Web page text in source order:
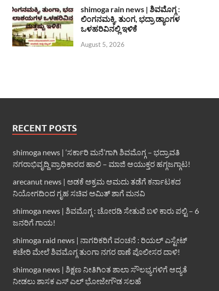
shimoga rain news | ಶಿವಮೊಗ್ಗ :
ಲಿಂಗನಮಕ್ಕಿ, ತುಂಗ, ಭದ್ರಾ ಡ್ಯಾಂಗಳ
ಒಳಹರಿವಿನಲ್ಲಿ ಇಳಿಕೆ
August 5, 2026
RECENT POSTS
shimoga news | ‘ಸರ್ಕಾರಿ ಮನೆ’ಗಾಗಿ ಶಿವಮೊಗ್ಗ – ಭದ್ರಾವತಿ
ನಗರಾಭಿವೃದ್ದಿ ಪ್ರಾಧಿಕಾರದ ಹಾಲಿ – ಮಾಜಿ ಆಯುಕ್ತರ ಹಗ್ಗಜಗ್ಗಾಟ!
arecanut news | ಅಡಕೆ ಅಕ್ರಮ ಆಮದು ತಡೆಗೆ ಕರ್ನಾಟಕದ
ನಿಯೋಗದಿಂದ ಗೃಹ ಸಚಿವ ಅಮಿತ್ ಶಾಗೆ ಮನವಿ
shimoga news | ಶಿವಮೊಗ್ಗ : ಚೋರಡಿ ಸೇತುವೆ ಬಳಿ ಕಾರು ಪಲ್ಟಿ – 6
ಜನರಿಗೆ ಗಾಯ!
shimoga raid news | ನಾಗರಿಕರಿಗೆ ವಂಚನೆ : ರಿಯಲ್ ಎಸ್ಟೇಟ್
ಕಚೇರಿ ಮೇಲೆ ಶಿವಮೊಗ್ಗ ತುಂಗಾ ನಗರ ಠಾಣೆ ಪೊಲೀಸರ ದಾಳಿ!
shimoga news | ಶಿಕ್ಷಣ ನೀತಿಗಿಂತ ಶಾಲಾ ಸೌಲಭ್ಯಗಳಿಗೆ ಆದ್ಯತೆ
ನೀಡಲು ಶಾಸಕ ಎಸ್ ಎಲ್ ಭೋಜೇಗೌಡ ಸಲಹೆ